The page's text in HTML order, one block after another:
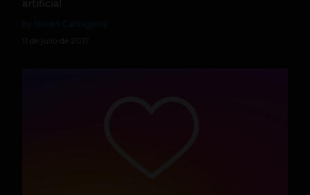
artificial
11 de julio de 2017